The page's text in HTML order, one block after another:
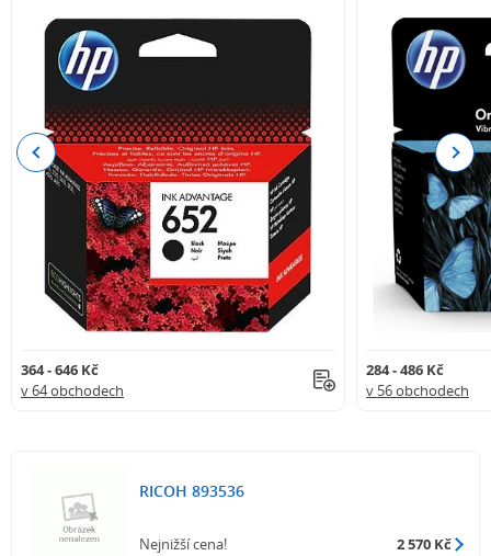
364 - 646 Kč
v 64 obchodech
284 - 486 Kč
v 56 obchodech
Previous Next
RICOH 893536
Nejnižší cena! 2 570 Kč